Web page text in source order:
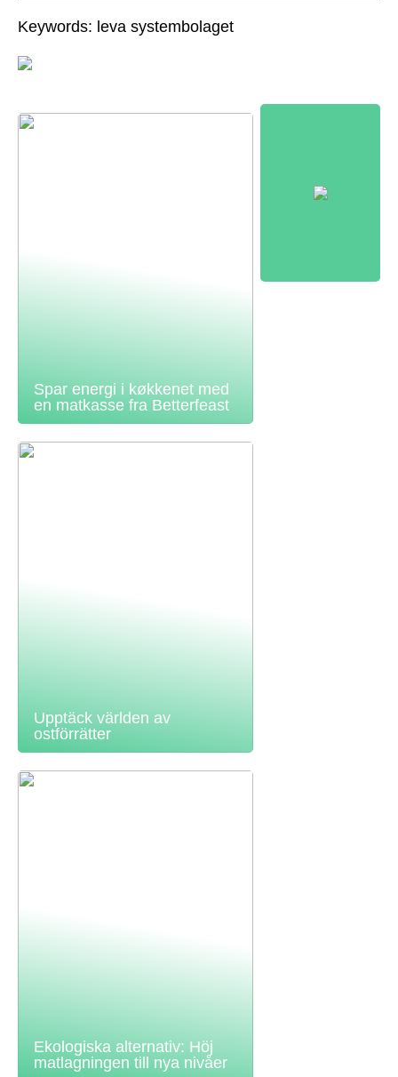
Keywords: leva systembolaget
Spar energi i køkkenet med
en matkasse fra Betterfeast
Upptäck världen av
ostförrätter
Ekologiska alternativ: Höj
matlagningen till nya nivåer